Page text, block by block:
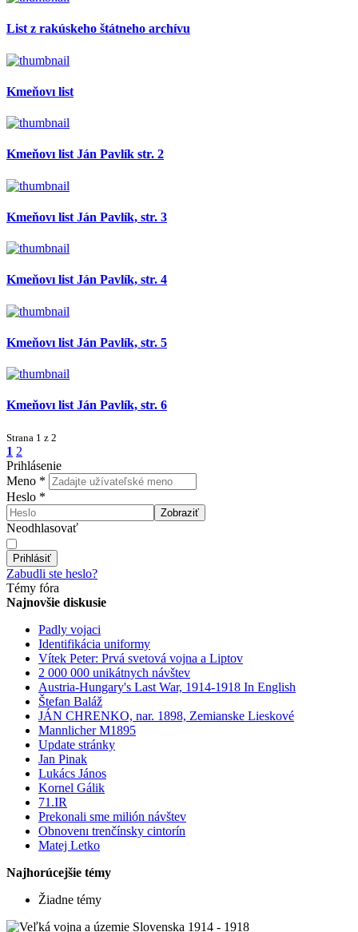
List z rakúskeho štátneho archívu
Kmeňovı list
Kmeňovı list Ján Pavlík str. 2
Kmeňovı list Ján Pavlík, str. 3
Kmeňovı list Ján Pavlík, str. 4
Kmeňovı list Ján Pavlík, str. 5
Kmeňovı list Ján Pavlík, str. 6
Strana 1 z 2
1 2
Prihlásenie
Meno *
Heslo *
Zobraziť
Neodhlasovať
Prihlásiť
Zabudli ste heslo?
Témy fóra
Najnovšie diskusie
Padly vojaci
Identifikácia uniformy
Vítek Peter: Prvá svetová vojna a Liptov
2 000 000 unikátnych návštev
Austria-Hungary's Last War, 1914-1918 In English
Štefan Baláž
JÁN CHRENKO, nar. 1898, Zemianske Lieskové
Mannlicher M1895
Update stránky
Jan Pinak
Lukács János
Kornel Gálik
71.IR
Prekonali sme milión návštev
Obnovenı trenčínsky cintorín
Matej Letko
Najhorúcejšie témy
Žiadne témy